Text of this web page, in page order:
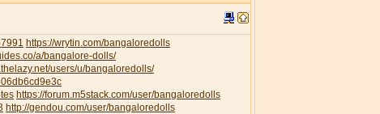
https://wrytin.com/bangaloredolls
a/bangalore-dolls/
users/u/bangaloredolls/
https://forum.m5stack.com/user/bangaloredolls
http://gendou.com/user/bangaloredolls